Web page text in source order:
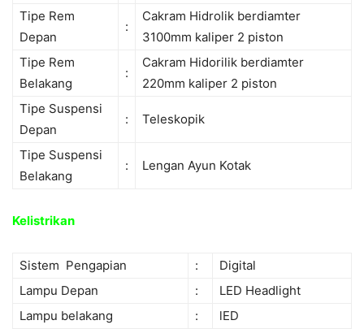
Tipe Rem
Depan
:
Cakram Hidrolik berdiamter
3100mm kaliper 2 piston
Tipe Rem
Belakang
:
Cakram Hidorilik berdiamter
220mm kaliper 2 piston
Tipe Suspensi
Depan
: Teleskopik
Tipe Suspensi
Belakang
: Lengan Ayun Kotak
Kelistrikan
Sistem Pengapian :
Digital
Lampu Depan
:
LED Headlight
Lampu belakang
: lED